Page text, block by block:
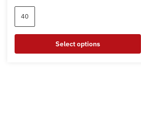
40
Select options